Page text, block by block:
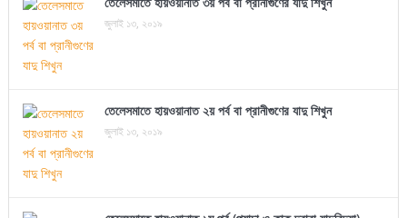
জুলাই ১৩, ২০১৯
তেলেসমাতে হায়ওয়ানাত ২য় পর্ব বা প্রানীগুণের যাদু শিখুন
জুলাই ১৩, ২০১৯